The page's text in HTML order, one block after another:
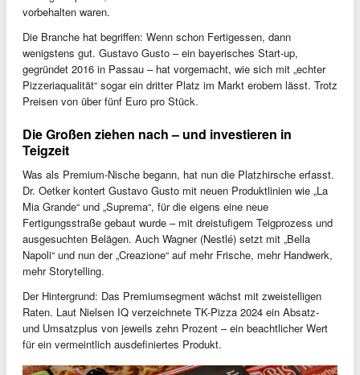
vorbehalten waren.
Die Branche hat begriffen: Wenn schon Fertigessen, dann
wenigstens gut. Gustavo Gusto – ein bayerisches Start-up,
gegründet 2016 in Passau – hat vorgemacht, wie sich mit „echter
Pizzeriaqualität“ sogar ein dritter Platz im Markt erobern lässt. Trotz
Preisen von über fünf Euro pro Stück.
Die Großen ziehen nach – und investieren in
Teigzeit
Was als Premium-Nische begann, hat nun die Platzhirsche erfasst.
Dr. Oetker kontert Gustavo Gusto mit neuen Produktlinien wie „La
Mia Grande“ und „Suprema“, für die eigens eine neue
Fertigungsstraße gebaut wurde – mit dreistufigem Teigprozess und
ausgesuchten Belägen. Auch Wagner (Nestlé) setzt mit „Bella
Napoli“ und nun der „Creazione“ auf mehr Frische, mehr Handwerk,
mehr Storytelling.
Der Hintergrund: Das Premiumsegment wächst mit zweistelligen
Raten. Laut Nielsen IQ verzeichnete TK-Pizza 2024 ein Absatz-
und Umsatzplus von jeweils zehn Prozent – ein beachtlicher Wert
für ein vermeintlich ausdefiniertes Produkt.